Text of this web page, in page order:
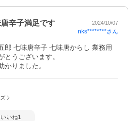
辛子満足です 2024/10/07
nks********さん
郎 七味唐辛子 七味唐からし 業務用
とうございます。
かりました。
いいね1